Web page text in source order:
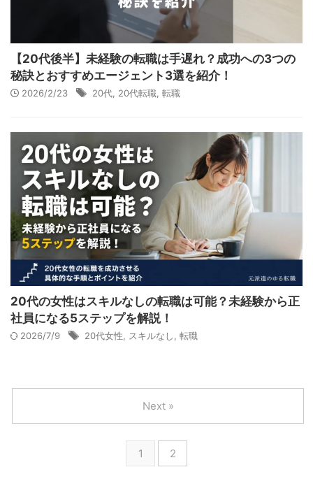
【20代後半】未経験の転職は手遅れ？成功への3つの
秘訣とおすすめエージェント3選を紹介！
2026/2/23 20代, 20代転職, 転職
20代の女性はスキルなしの転職は可能？未経験から正
社員になる5ステップを解説！
2026/7/9 20代女性 スキルなし 転職
1 2
Next »